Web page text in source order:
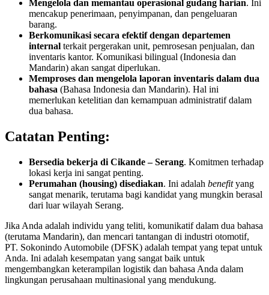
Mengelola dan memantau operasional gudang harian. Ini
mencakup penerimaan, penyimpanan, dan pengeluaran
barang.
Berkomunikasi secara efektif dengan departemen
internal terkait pergerakan unit, pemrosesan penjualan, dan
inventaris kantor. Komunikasi bilingual (Indonesia dan
Mandarin) akan sangat diperlukan.
Memproses dan mengelola laporan inventaris dalam dua
bahasa (Bahasa Indonesia dan Mandarin). Hal ini
memerlukan ketelitian dan kemampuan administratif dalam
dua bahasa.
Catatan Penting:
Bersedia bekerja di Cikande – Serang. Komitmen terhadap
lokasi kerja ini sangat penting.
Perumahan (housing) disediakan. Ini adalah benefityang
sangat menarik, terutama bagi kandidat yang mungkin berasal
dari luar wilayah Serang.
Jika Anda adalah individu yang teliti, komunikatif dalam dua bahasa
(terutama Mandarin), dan mencari tantangan di industri otomotif,
PT. Sokonindo Automobile (DFSK) adalah tempat yang tepat untuk
Anda. Ini adalah kesempatan yang sangat baik untuk
mengembangkan keterampilan logistik dan bahasa Anda dalam
lingkungan perusahaan multinasional yang mendukung.